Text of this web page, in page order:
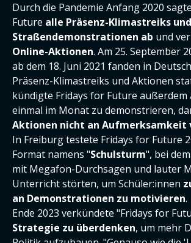
Durch die Pandemie Anfang 2020
Future alle Präsenz-Klimastreiks und
Straßendemonstrationen ab und
Online-Aktionen. Am 25. September
ab dem 18. Juni 2021 fanden in
Präsenz-Klimastreiks und Aktionen
kündigte Fridays for Future außerdem
einmal im Monat zu demonstrieren,
Aktionen nicht an Aufmerksamkeit
In Freiburg testete Fridays for Future
Format namens "Schulsturm", bei
mit Megafon-Durchsagen und lauter
Unterricht störten, um Schüler:innen
an Demonstrationen zu motivieren.
Ende 2023 verkündete "Fridays for
Strategie zu überdenken, um mehr